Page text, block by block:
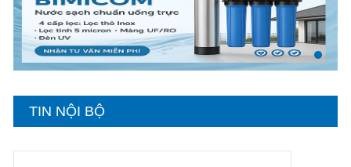
TIN NỘI BỘ